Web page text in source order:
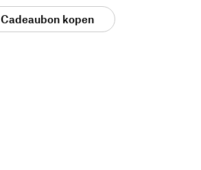
Cadeaubon kopen